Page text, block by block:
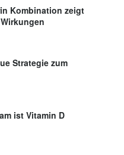
Kombination zeigt
Strategie zum
ist Vitamin D